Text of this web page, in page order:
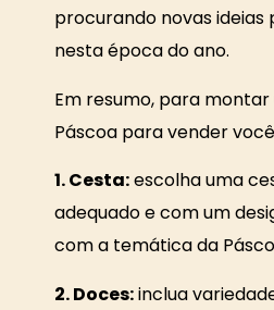
procurando novas
nesta época do ano.
Em resumo, para
Páscoa para vender
1. Cesta:escolha uma
adequado e com um
com a temática da
2. Doces:inclua